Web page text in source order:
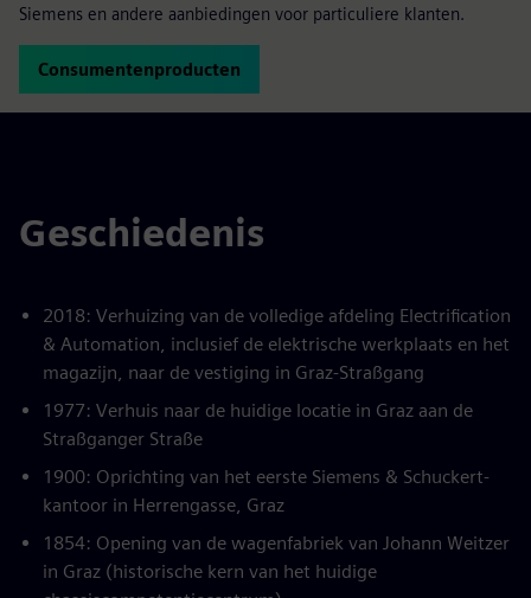
Siemens en andere aanbiedingen voor particuliere klanten.
Consumentenproducten
Geschiedenis
2018: Verhuizing van de volledige afdeling Electrification
& Automation, inclusief de elektrische werkplaats en het
magazijn, naar de vestiging in Graz-Straßgang
1977: Verhuis naar de huidige locatie in Graz aan de
Straßganger Straße
1900: Oprichting van het eerste Siemens & Schuckert-
kantoor in Herrengasse, Graz
1854: Opening van de wagenfabriek van Johann Weitzer
in Graz (historische kern van het huidige